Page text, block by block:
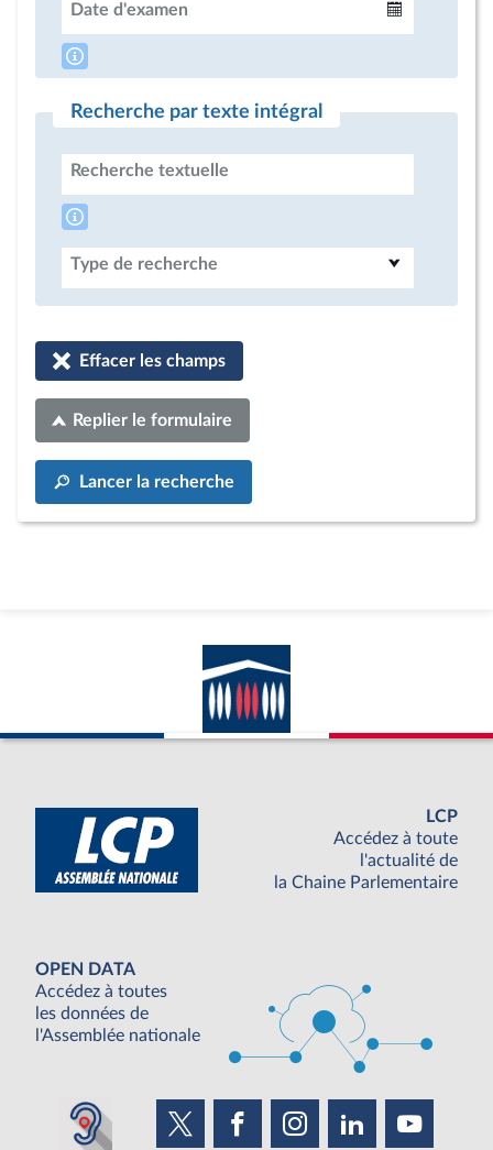
Date d'examen
Recherche par texte intégral
Recherche textuelle
Type de recherche
Effacer les champs
Replier le formulaire
Lancer la recherche
LCP
Accédez à toute
l'actualité de
la Chaine Parlementaire
OPEN DATA
Accédez à toutes
les données de
l'Assemblée nationale